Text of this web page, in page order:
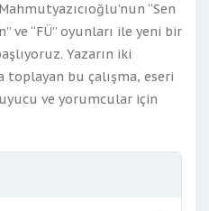
“Sen
ve “FÜ” oyunları ile yeni bir
Yazarın iki
toplayan bu çalışma, eseri
ve yorumcular için